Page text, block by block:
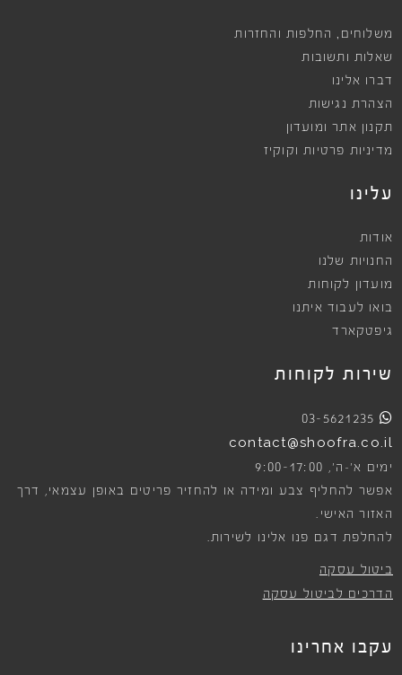
משלוחים , החלפות והחזרות
שאלות ותשובות
דברו אלינו
הצהרת נגישות
תקנון אתר ומועדון
מדיניות פרטיות וקוקיז
עלינו
אודות
החנויות שלנו
מועדון לקוחות
בואו לעבוד איתנו
גיפטקארד
שירות לקוחות
03-5621235
contact@shoofra.co.il
ימים א׳-ה׳, 9:00-17:00
אפשר להחליף צבע ומידה או להחזיר פריטים באופן עצמאי, דרך
האזור האישי.
להחלפת דגם פנו אלינו לשירות.
ביטול עסקה
הדרכים לביטול עסקה
עקבו אחרינו